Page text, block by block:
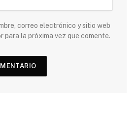
correo electrónico y sitio web
para la próxima vez que comente.